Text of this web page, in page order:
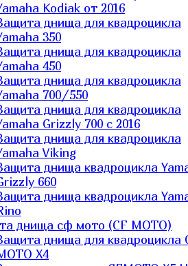
Kodiak от 2016
днища для квадроцикла
350
днища для квадроцикла
450
днища для квадроцикла
700/550
днища для квадроцикла
Grizzly 700 с 2016
днища для квадроцикла
Viking
днища квадроцикла
660
днища квадроцикла
днища сф мото (CF MOTO)
днища для квадроцикла
X4